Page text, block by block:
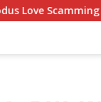
Kompleks